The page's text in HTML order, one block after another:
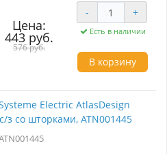
дизайн гармонично впишется в
Высококачественные
гарантируют долговечность и
работы. Установка проста и не
навыков. Идеальный
создания комфортного домашнего
Цена:
443 руб.
576 руб.
- +
Есть в наличии
В корзину
Electric AtlasDesign
з со шторками, ATN001445